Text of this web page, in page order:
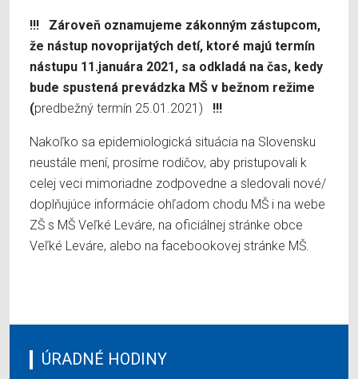
!!! Zároveň oznamujeme zákonným zástupcom,
že nástup novoprijatých detí, ktoré majú termín
nástupu 11.januára 2021, sa odkladá na čas, kedy
bude spustená prevádzka MŠ v bežnom režime
(predbežný termín 25.01.2021) !!!
Nakoľko sa epidemiologická situácia na Slovensku
neustále mení, prosíme rodičov, aby pristupovali k
celej veci mimoriadne zodpovedne a sledovali nové/
doplňujúce informácie ohľadom chodu MŠ i na webe
ZŠ s MŠ Veľké Leváre, na oficiálnej stránke obce
Veľké Leváre, alebo na facebookovej stránke MŠ.
ÚRADNÉ HODINY